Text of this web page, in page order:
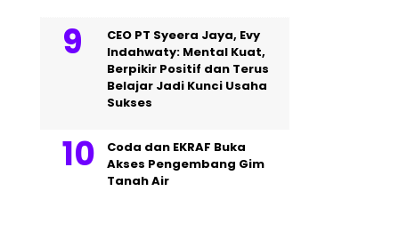
CEO PT Syeera Jaya, Evy
Indahwaty: Mental Kuat,
Berpikir Positif dan Terus
Belajar Jadi Kunci Usaha
Sukses
Coda dan EKRAF Buka
Akses Pengembang Gim
Tanah Air